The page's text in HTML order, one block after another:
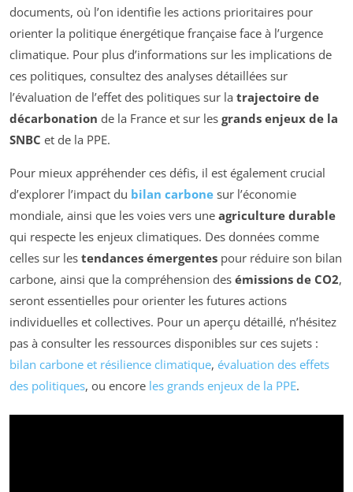
documents, où l’on identifie les actions prioritaires pour
orienter la politique énergétique française face à l’urgence
climatique. Pour plus d’informations sur les implications de
ces politiques, consultez des analyses détaillées sur
l’évaluation de l’effet des politiques sur la trajectoire de
décarbonation de la France et sur les grands enjeux de la
SNBC et de la PPE.
Pour mieux appréhender ces défis, il est également crucial
d’explorer l’impact du bilan carbone sur l’économie
mondiale, ainsi que les voies vers une agriculture durable
qui respecte les enjeux climatiques. Des données comme
celles sur les tendances émergentes pour réduire son bilan
carbone, ainsi que la compréhension des émissions de CO2,
seront essentielles pour orienter les futures actions
individuelles et collectives. Pour un aperçu détaillé, n’hésitez
pas à consulter les ressources disponibles sur ces sujets :
bilan carbone et résilience climatique, évaluation des effets
des politiques, ou encore les grands enjeux de la PPE.